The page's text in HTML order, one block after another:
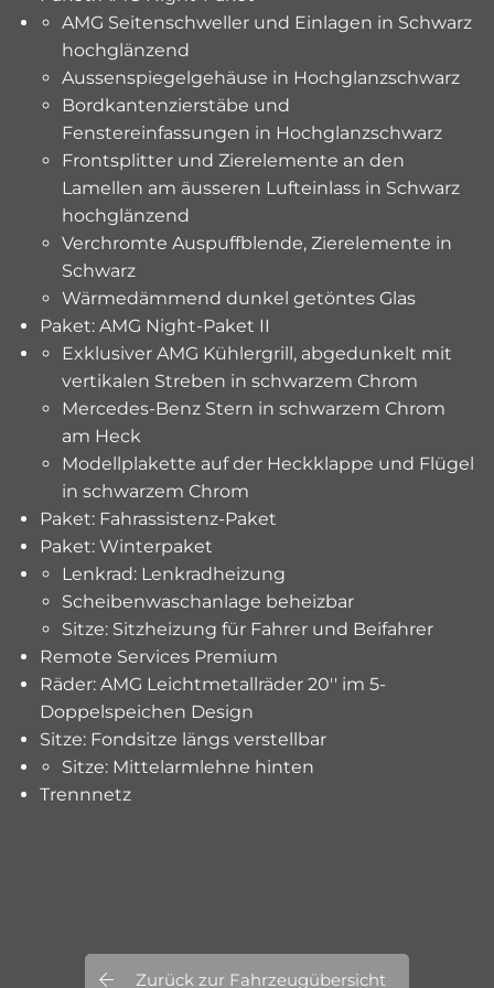
AMG Seitenschweller und Einlagen in Schwarz
hochglänzend
Aussenspiegelgehäuse in Hochglanzschwarz
Bordkantenzierstäbe und
Fenstereinfassungen in Hochglanzschwarz
Frontsplitter und Zierelemente an den
Lamellen am äusseren Lufteinlass in Schwarz
hochglänzend
Verchromte Auspuffblende, Zierelemente in
Schwarz
Wärmedämmend dunkel getöntes Glas
Paket: AMG Night-Paket II
Exklusiver AMG Kühlergrill, abgedunkelt mit
vertikalen Streben in schwarzem Chrom
Mercedes-Benz Stern in schwarzem Chrom
am Heck
Modellplakette auf der Heckklappe und Flügel
in schwarzem Chrom
Paket: Fahrassistenz-Paket
Paket: Winterpaket
Lenkrad: Lenkradheizung
Scheibenwaschanlage beheizbar
Sitze: Sitzheizung für Fahrer und Beifahrer
Remote Services Premium
Räder: AMG Leichtmetallräder 20'' im 5-
Doppelspeichen Design
Sitze: Fondsitze längs verstellbar
Sitze: Mittelarmlehne hinten
Trennnetz
Zurück zur Fahrzeugübersicht